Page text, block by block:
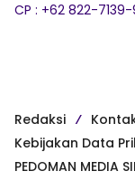
CP : +62 822-7139-
Redaksi
Kebijakan Data
PEDOMAN MEDIA